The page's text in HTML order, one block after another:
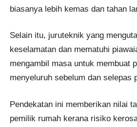
biasanya lebih kemas dan tahan
Selain itu, juruteknik yang
keselamatan dan mematuhi
mengambil masa untuk membuat
menyeluruh sebelum dan selepas
Pendekatan ini memberikan nilai
pemilik rumah kerana risiko